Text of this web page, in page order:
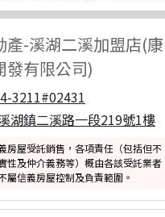
產-溪湖二溪加盟店(康
發有限公司)
3211#02431
湖鎮二溪路一段219號1樓
房屋受託銷售，各項責任（包括但不
性及仲介義務等）概由各該受託業者
屬信義房屋控制及負責範圍。